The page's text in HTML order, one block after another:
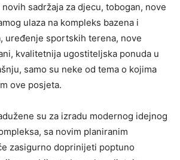
sadržaja za djecu, tobogan, nove
ulaza na kompleks bazena i
uređenje sportskih terena, nove
kvalitetnija ugostiteljska ponuda u
samo su neke od tema o kojima
ove posjeta.
su za izradu modernog idejnog
sa novim planiranim
zasigurno doprinijeti poptuno